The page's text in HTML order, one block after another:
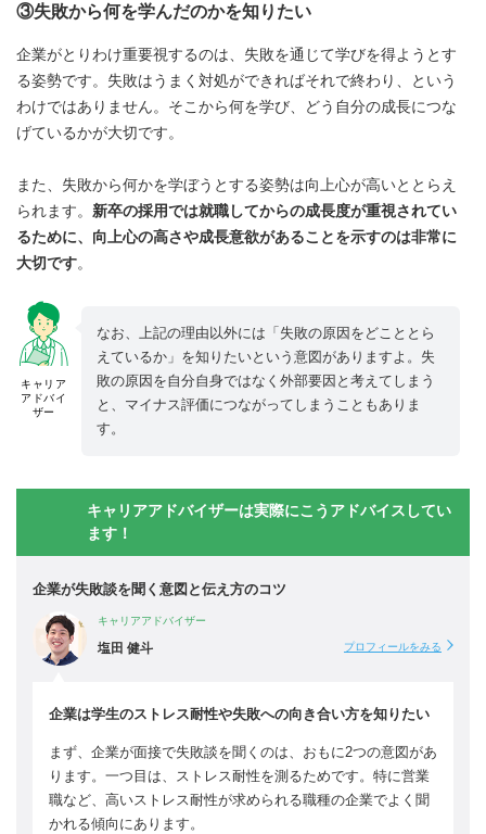
③失敗から何を学んだのかを知りたい
企業がとりわけ重要視するのは、失敗を通じて学びを得ようとす
る姿勢です。失敗はうまく対処ができればそれで終わり、という
わけではありません。そこから何を学び、どう自分の成長につな
げているかが大切です。
また、失敗から何かを学ぼうとする姿勢は向上心が高いととらえ
られます。 新卒の採用では就職してからの成長度が重視されてい
るために、向上心の高さや成長意欲があることを示すのは非常に
大切です。
キャリア
アドバイ
ザー
なお、上記の理由以外には「失敗の原因をどこととら
えているか」を知りたいという意図がありますよ。失
敗の原因を自分自身ではなく外部要因と考えてしまう
と、マイナス評価につながってしまうこともありま
す。
キャリアアドバイザーは実際にこうアドバイスしてい
ます！
企業が失敗談を聞く意図と伝え方のコツ
キャリアアドバイザー
塩田 健斗 プロフィールをみる
企業は学生のストレス耐性や失敗への向き合い方を知りたい
まず、企業が面接で失敗談を聞くのは、おもに2つの意図があ
ります。一つ目は、ストレス耐性を測るためです。特に営業
職など、高いストレス耐性が求められる職種の企業でよく聞
かれる傾向にあります。